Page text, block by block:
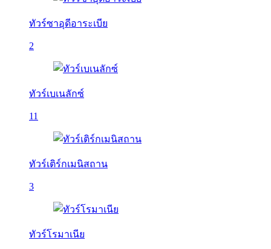
ทัวร์ซาอุดีอาระเบีย
2
ทัวร์เบเนลักซ์
11
ทัวร์เติร์กเมนิสถาน
3
ทัวร์โรมาเนีย